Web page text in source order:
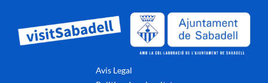
Avis Legal